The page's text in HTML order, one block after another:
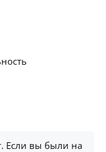
Если вы были на